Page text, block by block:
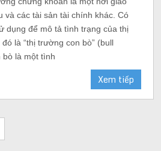
và các tài sản tài chính khác. Có
dụng để mô tả tình trạng của thị
là “thị trường con bò” (bull
là một tình
Xem tiếp